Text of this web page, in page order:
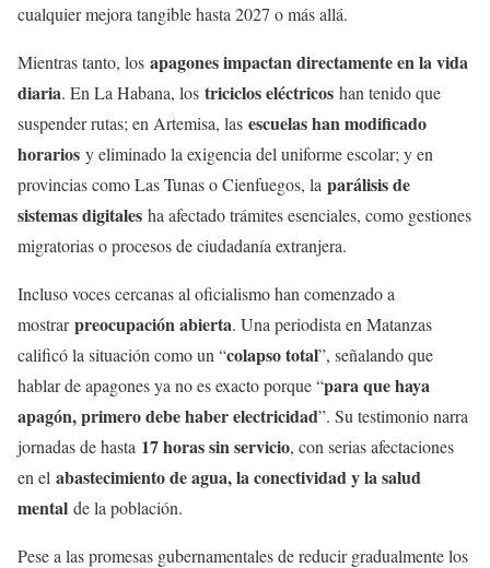
cualquier mejora tangible hasta 2027 o más allá.
Mientras tanto, los apagones impactan directamente en la vida
diaria. En La Habana, los triciclos eléctricos han tenido que
suspender rutas; en Artemisa, las escuelas han modificado
horarios y eliminado la exigencia del uniforme escolar; y en
provincias como Las Tunas o Cienfuegos, la parálisis de
sistemas digitales ha afectado trámites esenciales, como gestiones
migratorias o procesos de ciudadanía extranjera.
Incluso voces cercanas al oficialismo han comenzado a
mostrarpreocupación abierta. Una periodista en Matanzas
calificó la situación como un “colapso total”, señalando que
hablar de apagones ya no es exacto porque “para que haya
apagón, primero debe haber electricidad”. Su testimonio narra
jornadas de hasta 17 horas sin servicio, con serias afectaciones
en el abastecimiento de agua, la conectividad y la salud
mental de la población.
Pese a las promesas gubernamentales de reducir gradualmente los